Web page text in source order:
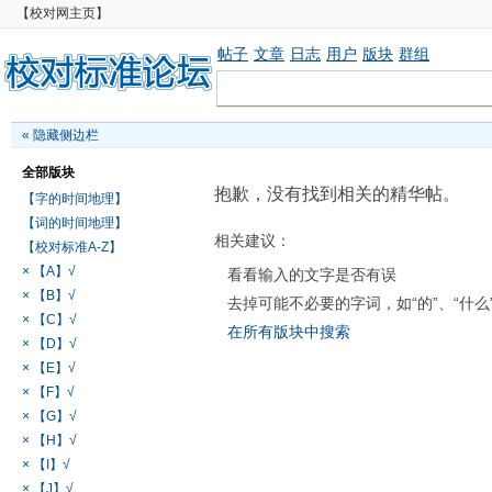
【校对网主页】
帖子 文章 日志 用户 版块 群组
« 隐藏侧边栏
全部版块
【字的时间地理】
【词的时间地理】
【校对标准A-Z】
× 【A】√
× 【B】√
× 【C】√
× 【D】√
× 【E】√
× 【F】√
× 【G】√
× 【H】√
× 【I】√
× 【J】√
抱歉，没有找到相关的精华帖。
相关建议：
看看输入的文字是否有误
去掉可能不必要的字词，如“的”、“什么
在所有版块中搜索